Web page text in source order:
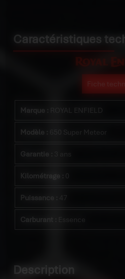
Caractéristiques
Marque : ROYAL ENFIELD
Modèle : 650 Super Meteor
Garantie :
Kilométrage :
Puissance :
Carburant : Essence
Description